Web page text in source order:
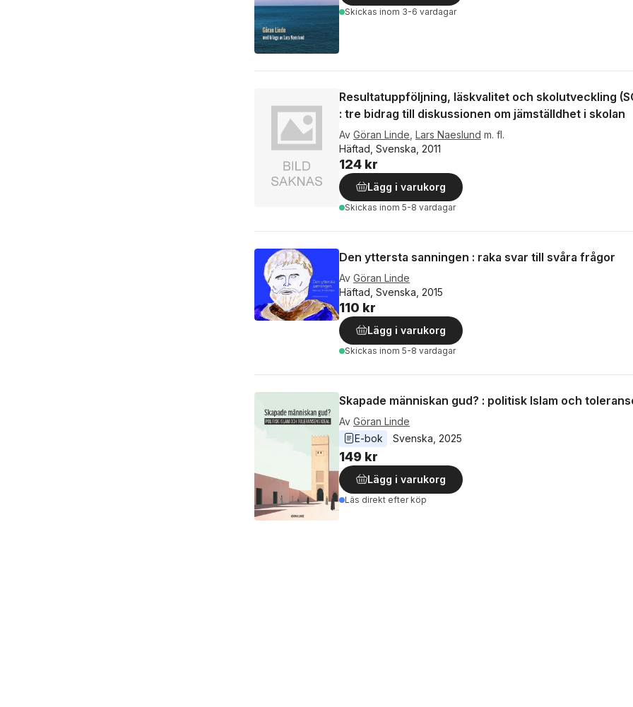
Skickas inom 3-6 vardagar
Resultatuppföljning, läskvalitet och skolutveckling
: tre bidrag till diskussionen om jämställdhet i skolan
Av Göran Linde Lars Naeslund m. fl.
Häftad, Svenska, 2011
124 kr
Lägg i varukorg
Skickas inom 5-8 vardagar
Den yttersta sanningen : raka svar till svåra frågor
Av Göran Linde
Häftad, Svenska, 2015
110 kr
Lägg i varukorg
Skickas inom 5-8 vardagar
Skapade människan gud? : politisk Islam och
Av Göran Linde
E-bok
Svenska 2025
149 kr
Lägg i varukorg
Läs direkt efter köp